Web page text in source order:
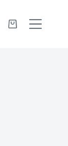
Panier